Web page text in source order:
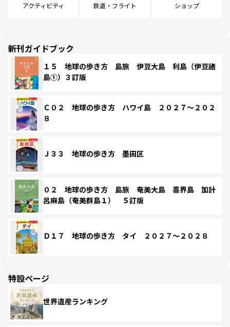
アクティビティ 鉄道・フライト ショップ
新刊ガイドブック
１５ 地球の歩き方 島旅 伊豆大島 利島（伊豆諸
島①）３訂版
Ｃ０２ 地球の歩き方 ハワイ島 ２０２７～２０２
８
Ｊ３３ 地球の歩き方 墨田区
０２ 地球の歩き方 島旅 奄美大島 喜界島 加計
呂麻島（奄美群島１） ５訂版
Ｄ１７ 地球の歩き方 タイ ２０２７～２０２８
特設ページ
世界遺産ランキング